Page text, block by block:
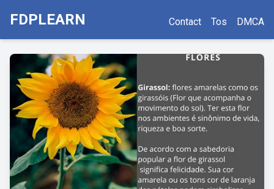
FDPLEARN Contact Tos DMCA